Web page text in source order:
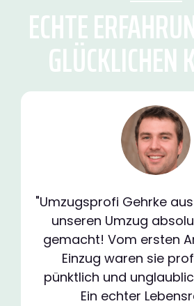
ECHTE
GLÜCKLICHEN
"Umzugsprofi Gehrke
unseren Umzug
gemacht! Vom ersten
Einzug waren sie
pünktlich und
Ein echter